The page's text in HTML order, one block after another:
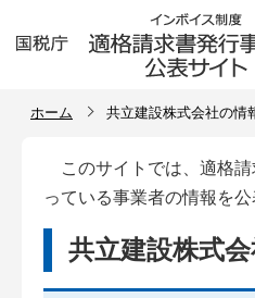
ホーム 共立建設株式会社の情
このサイトでは、適格
っている事業者の情報を公
共立建設株式